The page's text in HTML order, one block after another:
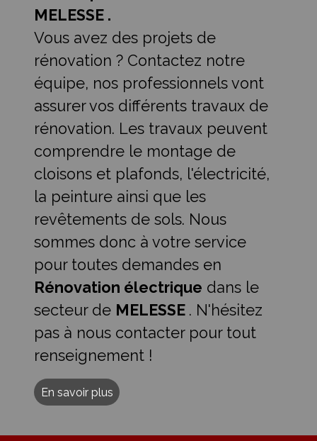
MELESSE .
Vous avez des projets de
rénovation ? Contactez notre
équipe, nos professionnels vont
assurer vos différents travaux de
rénovation. Les travaux peuvent
comprendre le montage de
cloisons et plafonds, l'électricité,
la peinture ainsi que les
revêtements de sols. Nous
sommes donc à votre service
pour toutes demandes en
Rénovation électrique dans le
secteur de MELESSE . N'hésitez
pas à nous contacter pour tout
renseignement !
En savoir plus